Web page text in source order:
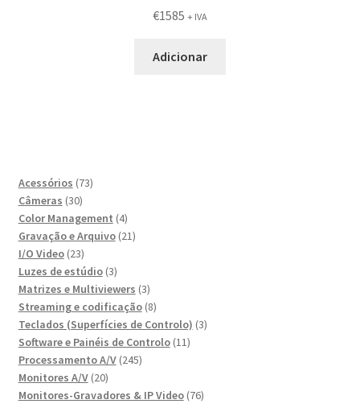
€1585 + IVA
Adicionar
Acessórios 7373
Câmeras 3030
produtos
Color Management 44
produtos
Gravação e Arquivo 2121
I/O Video 2323
produtos
Luzes de estúdio 33
produtos
Matrizes e Multiviewers 33
produtos
Streaming e codificação 88
produtos
Teclados (Superfícies de Controlo) 33
Software e Painéis de Controlo 1111
Processamento A/V 245245
Monitores A/V 2020
produtos
Monitores-Gravadores & IP Video 7676